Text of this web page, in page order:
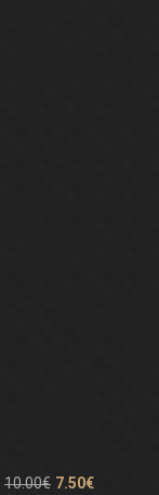
10.00€ 7.50€